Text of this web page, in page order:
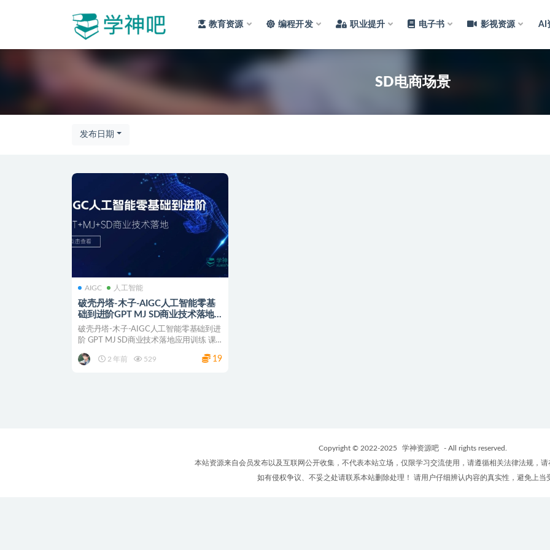
教育资源 编程开发 职业提升 电子书 影视资源 AI
SD电商场景
发布日期
AIGC 人工智能
破壳丹塔-木子-AIGC人工智能零基
础到进阶GPT MJ SD商业技术落地
应用训练 网盘下载
破壳丹塔-木子-AIGC人工智能零基础到进
阶 GPT MJ SD商业技术落地应用训练 课
2 年前
529 19
Copyright © 2022-2025 学神资源吧
- All rights reserved.
本站资源来自会员发布以及互联网公开收集，不代表本站立场，仅限学习交流使用，请遵循相关法律法规，请
如有侵权争议、不妥之处请联系本站删除处理！ 请用户仔细辨认内容的真实性，避免上当